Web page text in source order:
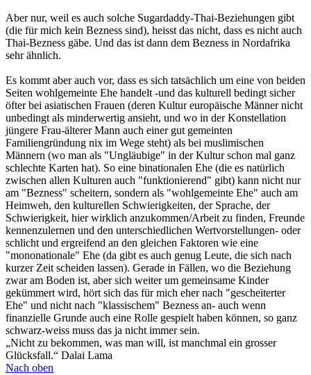
Aber nur, weil es auch solche Sugardaddy-Thai-Beziehungen gibt
(die für mich kein Bezness sind), heisst das nicht, dass es nicht auch
Thai-Bezness gäbe. Und das ist dann dem Bezness in Nordafrika
sehr ähnlich.
Es kommt aber auch vor, dass es sich tatsächlich um eine von beiden
Seiten wohlgemeinte Ehe handelt -und das kulturell bedingt sicher
öfter bei asiatischen Frauen (deren Kultur europäische Männer nicht
unbedingt als minderwertig ansieht, und wo in der Konstellation
jüngere Frau-älterer Mann auch einer gut gemeinten
Familiengründung nix im Wege steht) als bei muslimischen
Männern (wo man als "Ungläubige" in der Kultur schon mal ganz
schlechte Karten hat). So eine binationalen Ehe (die es natürlich
zwischen allen Kulturen auch "funktionierend" gibt) kann nicht nur
am "Bezness" scheitern, sondern als "wohlgemeinte Ehe" auch am
Heimweh, den kulturellen Schwierigkeiten, der Sprache, der
Schwierigkeit, hier wirklich anzukommen/Arbeit zu finden, Freunde
kennenzulernen und den unterschiedlichen Wertvorstellungen- oder
schlicht und ergreifend an den gleichen Faktoren wie eine
"mononationale" Ehe (da gibt es auch genug Leute, die sich nach
kurzer Zeit scheiden lassen). Gerade in Fällen, wo die Beziehung
zwar am Boden ist, aber sich weiter um gemeinsame Kinder
gekümmert wird, hört sich das für mich eher nach "gescheiterter
Ehe" und nicht nach "klassischem" Bezness an- auch wenn
finanzielle Grunde auch eine Rolle gespielt haben können, so ganz
schwarz-weiss muss das ja nicht immer sein.
„Nicht zu bekommen, was man will, ist manchmal ein grosser
Glücksfall.“ Dalai Lama
Nach oben